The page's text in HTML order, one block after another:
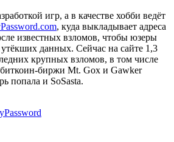
игр, а в качестве хобби ведёт
, куда выкладывает адреса
известных взломов, чтобы юзеры
данных. Сейчас на сайте 1,3
крупных взломов, в том числе
биржи Mt. Gox и Gawker
попала и SoSasta.